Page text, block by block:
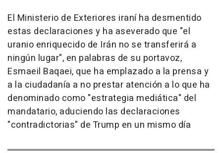
El Ministerio de Exteriores iraní ha desmentido
estas declaraciones y ha aseverado que "el
uranio enriquecido de Irán no se transferirá a
ningún lugar", en palabras de su portavoz,
Esmaeil Baqaei, que ha emplazado a la prensa y
a la ciudadanía a no prestar atención a lo que ha
denominado como "estrategia mediática" del
mandatario, aduciendo las declaraciones
"contradictorias" de Trump en un mismo día